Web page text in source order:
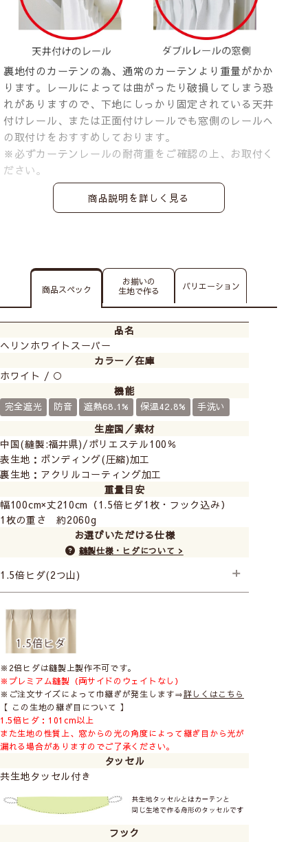
裏地付のカーテンの為、通常のカーテンより重量がかか
ります。レールによっては曲がったり破損してしまう恐
れがありますので、下地にしっかり固定されている天井
付けレール、または正面付けレールでも窓側のレールへ
の取付けをおすすめしております。
※必ずカーテンレールの耐荷重をご確認の上、お取付く
ださい。
商品説明を詳しく見る
商品スペック
お揃いの
生地で作る
バリエーション
品名
ヘリンホワイトスーパー
カラー／在庫
ホワイト / ○
機能
完全遮光 防音 遮熱68.1% 保温42.8% 手洗い
生産国／素材
中国(縫製:福井県)/ポリエステル100％
表生地：ボンディング(圧縮)加工
裏生地：アクリルコーティング加工
重量目安
幅100cm×丈210cm（1.5倍ヒダ1枚・フック込み）
1枚の重さ 約2060g
お選びいただける仕様
縫製仕様・ヒダについて >
1.5倍ヒダ(2つ山)
├プレミアム縫製+形状記憶
※2倍ヒダは縫製上製作不可です。
※プレミアム縫製（両サイドのウェイトなし）
※ご注文サイズによって巾継ぎが発生します⇒詳しくはこちら
【 この生地の継ぎ目について 】
1.5倍ヒダ：101cm以上
また生地の性質上、窓からの光の角度によって継ぎ目から光が
漏れる場合がありますのでご了承ください。
タッセル
共生地タッセル付き
フック